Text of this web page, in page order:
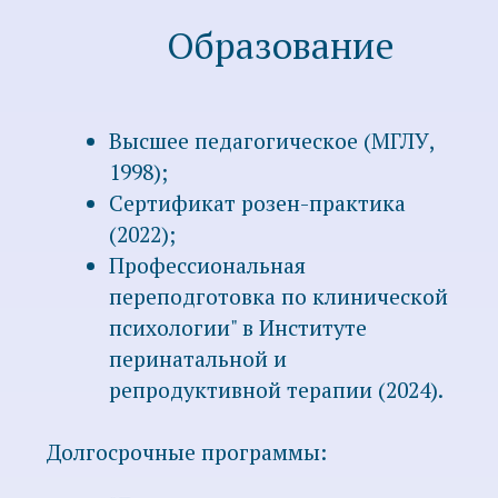
Е.Романченко (2012-2013 гг.);
психологов) с И. Млодик (2006
Диплом телесного терапевта от
Международной академии
гуманитарных технологий
(International Academy of
Humanitarian Technologies)
(2011 г.);
Сертификаты о прохождении
нескольких модулей с
программой IBMT (Integrative
Bodywork and Movement
движение) (2017-2020 гг.).